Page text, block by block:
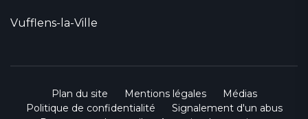
Vufflens-la-Ville
Plan du site Mentions légales
Médias
Politique de confidentialité
Signalement d'un abus